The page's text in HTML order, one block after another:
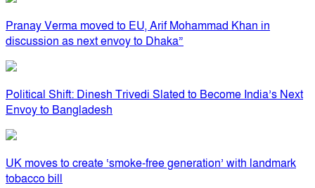
Pranay Verma moved to EU, Arif Mohammad Khan in
discussion as next envoy to Dhaka”
Political Shift: Dinesh Trivedi Slated to Become India’s Next
Envoy to Bangladesh
UK moves to create ‘smoke-free generation’ with landmark
tobacco bill